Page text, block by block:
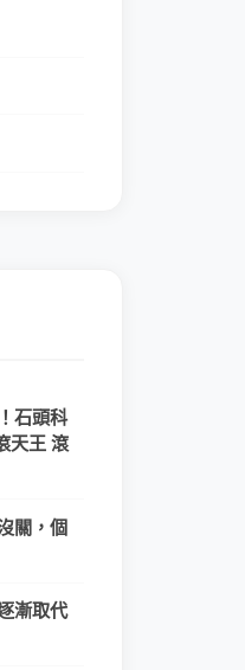
石頭科
天王 滾
關，個
漸取代